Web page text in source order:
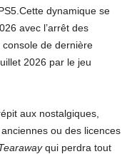
dynamique se
avec l’arrêt des
console de dernière
2026 par le jeu
aux nostalgiques,
ou des licences
qui perdra tout